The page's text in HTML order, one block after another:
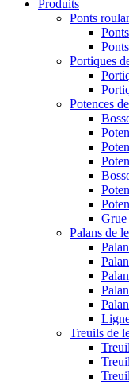
Produits
Ponts
Portiques
Potences
Grue
Palans de
Treuils de